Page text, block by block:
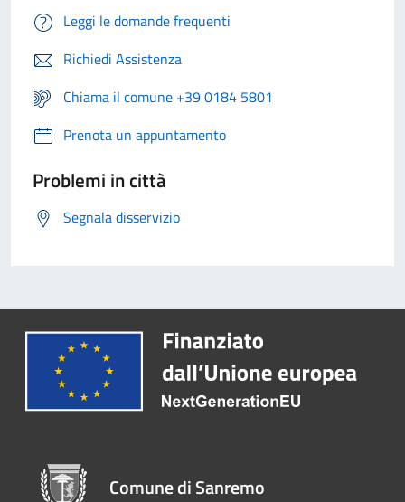
Leggi le domande frequenti
Richiedi Assistenza
Chiama il comune +39 0184 5801
Prenota un appuntamento
Problemi in città
Segnala disservizio
Comune di Sanremo